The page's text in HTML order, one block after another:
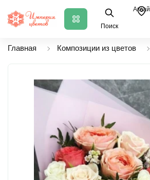
Поиск
Аксай
Главная Композиции из цветов